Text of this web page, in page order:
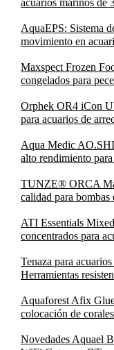
acuarios marinos de
AquaEPS: Sistema
movimiento en
Maxspect Frozen
congelados para
Orphek OR4 iCon
para acuarios de
Aqua Medic
alto rendimiento
TUNZE® ORCA
calidad para bombas
ATI Essentials
concentrados para
Tenaza para
Herramientas
Aquaforest Afix
colocación de corales
Novedades Aquael